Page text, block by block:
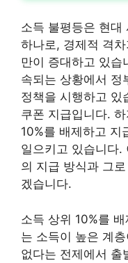
소득 불평등은 현대
하나로, 경제적 격
만이 증대하고 있습
속되는 상황에서 정
정책을 시행하고 있
쿠폰 지급입니다.
10%를 배제하고 지
일으키고 있습니다.
의 지급 방식과 그
겠습니다.
소득 상위 10%를
는 소득이 높은 계
없다는 전제에서 출